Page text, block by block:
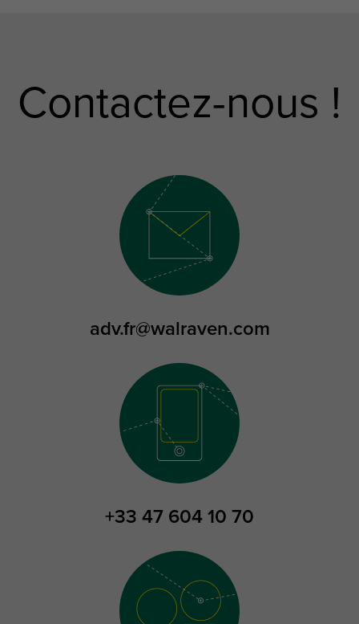
Contactez-nous !
adv.fr@walraven.com
+33 47 604 10 70